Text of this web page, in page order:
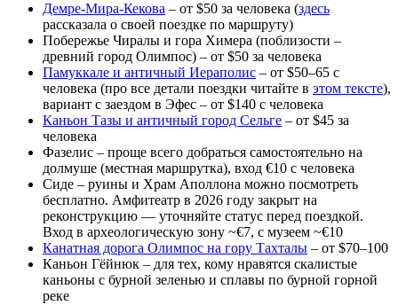
Демре-Мира-Кекова – от $50 за человека (здесь
рассказала о своей поездке по маршруту)
Побережье Чиралы и гора Химера (поблизости –
древний город Олимпос) – от $50 за человека
Памуккале и античный Иераполис – от $50–65 с
человека (про все детали поездки читайте в этом тексте),
вариант с заездом в Эфес – от $140 с человека
Каньон Тазы и античный город Сельге – от $45 за
человека
Фазелис – проще всего добраться самостоятельно на
долмуше (местная маршрутка), вход €10 с человека
Сиде – руины и Храм Аполлона можно посмотреть
бесплатно. Амфитеатр в 2026 году закрыт на
реконструкцию — уточняйте статус перед поездкой.
Вход в археологическую зону ~€7, с музеем ~€10
Канатная дорога Олимпос на гору Тахталы – от $70–100
Каньон Гёйнюк – для тех, кому нравятся скалистые
каньоны с бурной зеленью и сплавы по бурной горной
реке